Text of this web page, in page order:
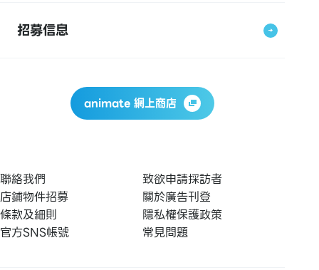
招募信息
animate 網上商店
聯絡我們
致欲申請採訪者
店鋪物件招募
關於廣告刊登
條款及細則
隱私權保護政策
官方SNS帳號
常見問題